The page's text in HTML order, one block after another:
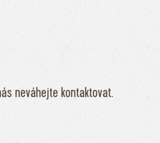
neváhejte kontaktovat.